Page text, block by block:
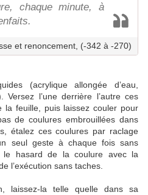
chaque minute, à
et renoncement, (-342 à -270)
(acrylique allongée d’eau,
Versez l’une derrière l’autre ces
feuille, puis laissez couler pour
de coulures embrouillées dans
étalez ces coulures par raclage
seul geste à chaque fois sans
le hasard de la coulure avec la
l’exécution sans taches.
laissez-la telle quelle dans sa